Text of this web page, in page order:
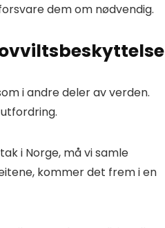
dem om nødvendig.
i andre deler av verden.
i Norge, må vi samle
kommer det frem i en